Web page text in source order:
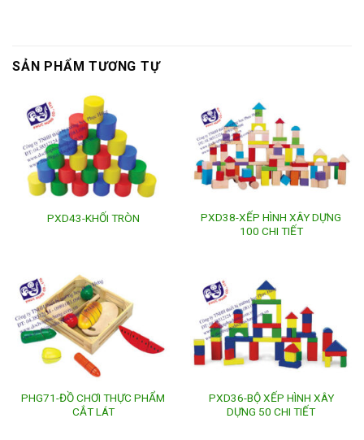
SẢN PHẨM TƯƠNG TỰ
PXD43-KHỐI TRÒN
PXD38-XẾP HÌNH XÂY DỰNG
100 CHI TIẾT
PHG71-ĐỒ CHƠI THỰC PHẨM
CẮT LÁT
PXD36-BỘ XẾP HÌNH XÂY
DỰNG 50 CHI TIẾT